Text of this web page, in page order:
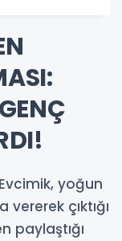
yoğun
çıktığı
paylaştığı